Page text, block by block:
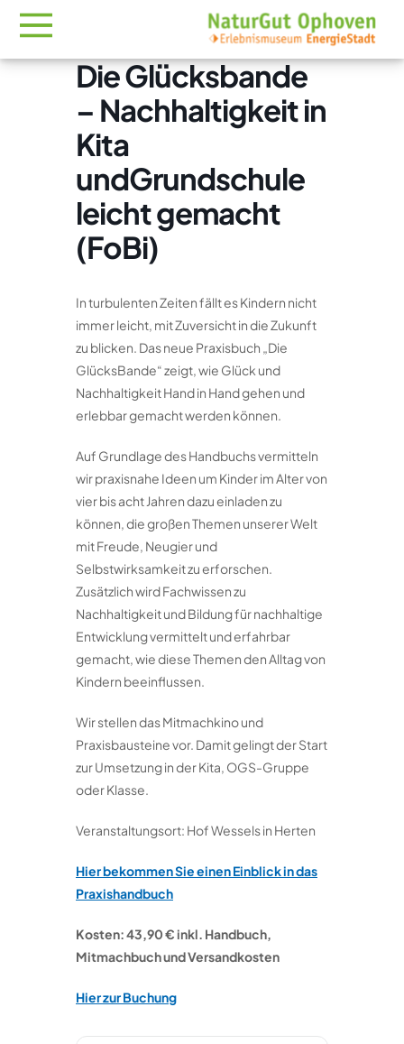
Die Glücksbande
– Nachhaltigkeit in
Kita
undGrundschule
leicht gemacht
(FoBi)
In turbulenten Zeiten fällt es Kindern nicht
immer leicht, mit Zuversicht in die Zukunft
zu blicken. Das neue Praxisbuch „Die
GlücksBande“ zeigt, wie Glück und
Nachhaltigkeit Hand in Hand gehen und
erlebbar gemacht werden können.
Auf Grundlage des Handbuchs vermitteln
wir praxisnahe Ideen um Kinder im Alter von
vier bis acht Jahren dazu einladen zu
können, die großen Themen unserer Welt
mit Freude, Neugier und
Selbstwirksamkeit zu erforschen.
Zusätzlich wird Fachwissen zu
Nachhaltigkeit und Bildung für nachhaltige
Entwicklung vermittelt und erfahrbar
gemacht, wie diese Themen den Alltag von
Kindern beeinflussen.
Wir stellen das Mitmachkino und
Praxisbausteine vor. Damit gelingt der Start
zur Umsetzung in der Kita, OGS-Gruppe
oder Klasse.
Veranstaltungsort: Hof Wessels in Herten
Hier bekommen Sie einen Einblick in das
Praxishandbuch
Kosten: 43,90 € inkl. Handbuch,
Mitmachbuch und Versandkosten
Hier zur Buchung